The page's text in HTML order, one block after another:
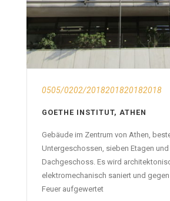
0505/0202/2018201820182018
GOETHE INSTITUT, ATHEN
Gebäude im Zentrum von Athen,
Untergeschossen, sieben Etagen und
Dachgeschoss. Es wird
elektromechanisch saniert und
Feuer aufgewertet